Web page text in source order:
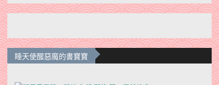
睡天使醒惡魔的書寶寶